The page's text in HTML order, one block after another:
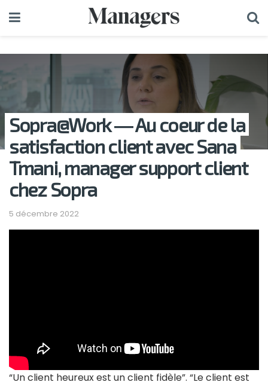
Sopra@Work ― Au coeur de la
satisfaction client avec Sana
Tmani, manager support client
chez Sopra
5 décembre 2022
“Un client heureux est un client fidèle”. “Le client est